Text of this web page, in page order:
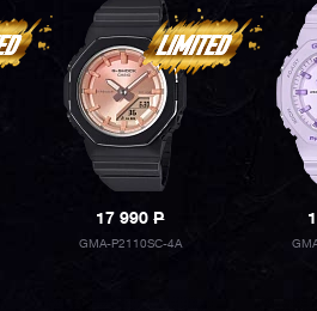
17 990P
GMA-P2110SC-4A